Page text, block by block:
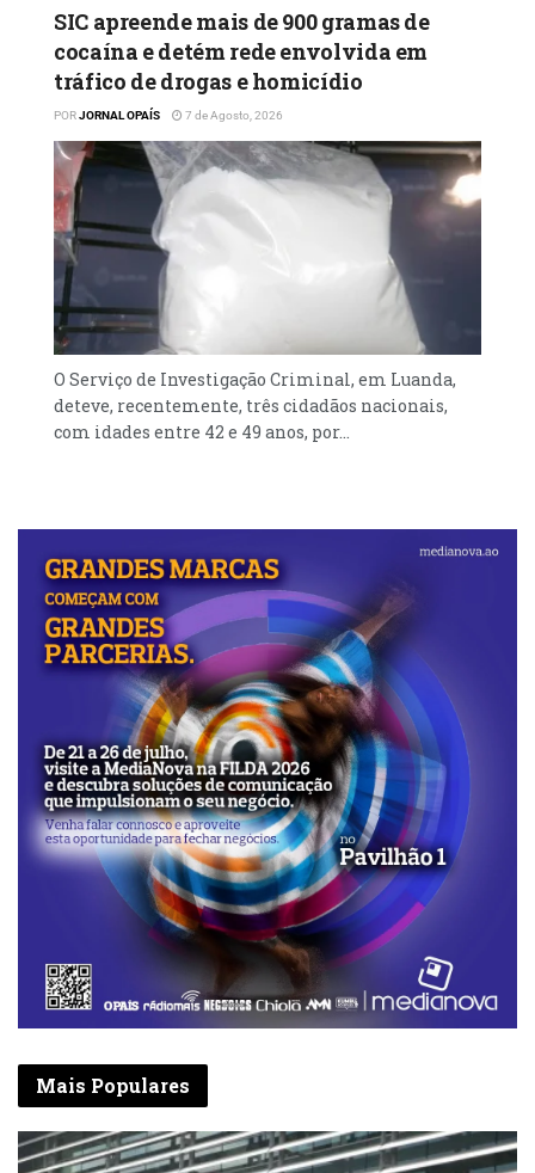
SIC apreende mais de 900 gramas de
cocaína e detém rede envolvida em
tráfico de drogas e homicídio
PORJORNAL OPAÍS 7 de Agosto, 2026
O Serviço de Investigação Criminal, em Luanda,
deteve, recentemente, três cidadãos nacionais,
com idades entre 42 e 49 anos, por...
Mais Populares